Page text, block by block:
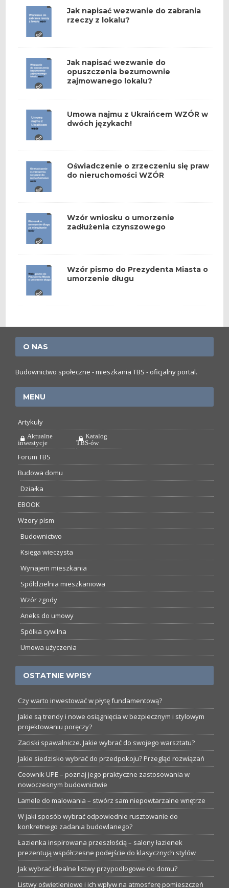
Jak napisać wezwanie do zabrania
rzeczy z lokalu?
Jak napisać wezwanie do
opuszczenia bezumownie
zajmowanego lokalu?
Umowa najmu z Ukraińcem WZÓR w
dwóch językach!
Oświadczenie o zrzeczeniu się praw
do nieruchomości WZÓR
Wzór wniosku o umorzenie
zadłużenia czynszowego
Wzór pismo do Prezydenta Miasta o
umorzenie długu
O NAS
Budownictwo społeczne - mieszkania TBS - oficjalny portal.
MENU
Artykuły
Aktualne
inwestycje
Katalog
TBS-ów
Forum TBS
Budowa domu
Działka
EBOOK
Wzory pism
Budownictwo
Księga wieczysta
Wynajem mieszkania
Spółdzielnia mieszkaniowa
Wzór zgody
Aneks do umowy
Spółka cywilna
Umowa użyczenia
OSTATNIE WPISY
Czy warto inwestować w płytę fundamentową?
Jakie są trendy i nowe osiągnięcia w bezpiecznym i stylowym
projektowaniu poręczy?
Zaciski spawalnicze. Jakie wybrać do swojego warsztatu?
Jakie siedzisko wybrać do przedpokoju? Przegląd rozwiązań
Ceownik UPE – poznaj jego praktyczne zastosowania w
nowoczesnym budownictwie
Lamele do malowania – stwórz sam niepowtarzalne wnętrze
W jaki sposób wybrać odpowiednie rusztowanie do
konkretnego zadania budowlanego?
Łazienka inspirowana przeszłością – salony łazienek
prezentują współczesne podejście do klasycznych stylów
Jak wybrać idealne listwy przypodłogowe do domu?
Listwy oświetleniowe i ich wpływ na atmosferę pomieszczeń